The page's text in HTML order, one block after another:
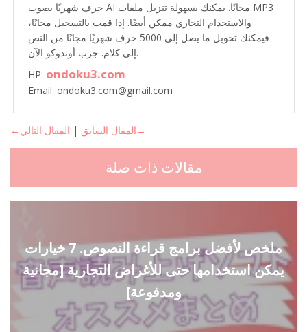
حرف شهريًا بصوت AI مجانًا. يمكنك بسهولة تنزيل ملفات MP3
والاستخدام التجاري ممكن أيضًا. إذا قمت بالتسجيل مجانًا،
فيمكنك تحويل ما يصل إلى 5000 حرف شهريًا مجانًا من النص
إلى كلام. جرب أوندوكو الآن.
HP: ondoku3.com
Email: ondoku3.com@gmail.com
←المقال السابق | المقال التالي→
مقالات ذات صلة
ملخص لأفضل برامج قراءة النصوص. 7 خيارات
يمكن استخدامها حتى للأغراض التجارية [مجانية
ومدفوعة]